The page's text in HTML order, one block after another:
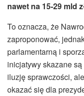
nawet na 15-29 mld
To oznacza, że
zaproponować,
parlamentarną i
inicjatywy skazane
iluzję sprawczości,
okazać się dla